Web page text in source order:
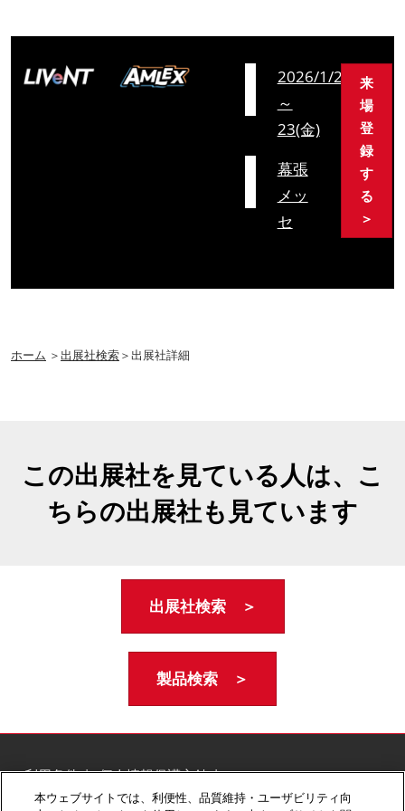
2026/1/21(水)
～
23(金)
幕張
メッ
セ
来
場
登
録
す
る
＞
ホーム ＞出展社検索＞出展社詳細
この出展社を見ている人は、こ
ちらの出展社も見ています
出展社検索 ＞
製品検索 ＞
ご利用条件
個人情報保護方針
個人情報に関する修正・利用停止など
本ウェブサイトでは、利便性、品質維持・ユーザビリティ向